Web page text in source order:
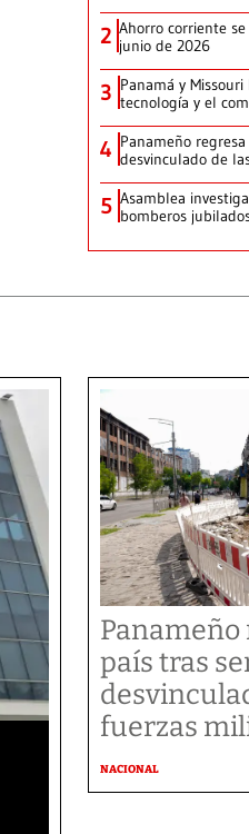
2 Ahorro corriente
junio de 2026
3 Panamá y
tecnología y el
4 Panameño
desvinculado de
5 Asamblea
bomberos
Panameño
país tras
fuerzas
NACIONAL